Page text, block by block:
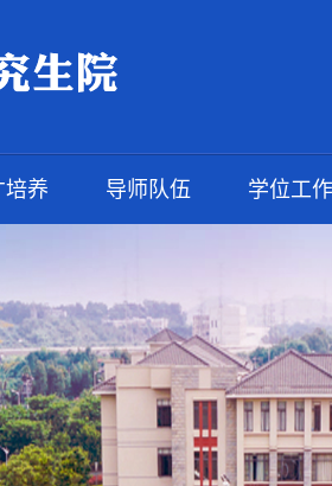
培养 导师队伍 学位工作